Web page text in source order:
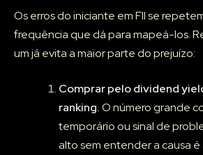
Os erros do iniciante em FII se
frequência que dá para mapeá-los.
um já evita a maior parte do prejuízo:
Comprar pelo dividend
ranking.O número grande
temporário ou sinal de
alto sem entender a causa é